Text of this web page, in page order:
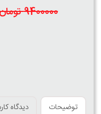
9400000 تومان
توضیحات دیدگاه